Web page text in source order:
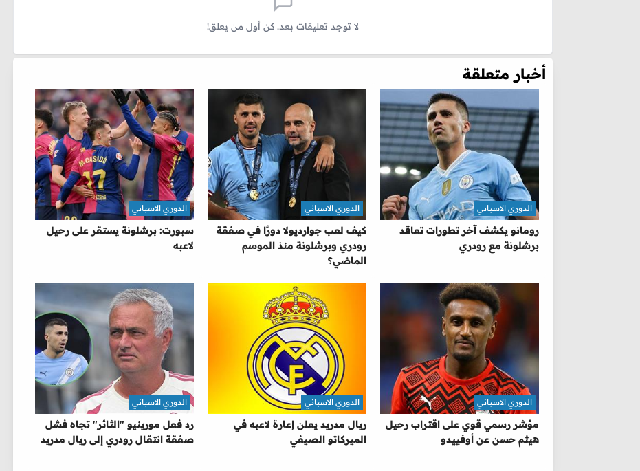
لا توجد تعليقات بعد. كن أول من يعلق!
أخبار متعلقة
رومانو يكشف آخر تطورات تعاقد
برشلونة مع رودري
الدوري الاسباني
كيف لعب جوارديولا دورًا في صفقة
رودري وبرشلونة منذ الموسم
الماضي؟
الدوري الاسباني
سبورت: برشلونة يستقر على رحيل
لاعبه
الدوري الاسباني
مؤشر رسمي قوي على اقتراب رحيل
هيثم حسن عن أوفييدو
الدوري الاسباني
ريال مدريد يعلن إعارة لاعبه في
الميركاتو الصيفي
الدوري الاسباني
رد فعل مورينيو "الثائر" تجاه فشل
صفقة انتقال رودري إلى ريال مدريد
الدوري الاسباني